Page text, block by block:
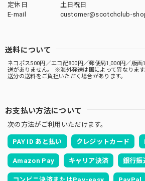
定休日
土日祝日
E-mail
customer@scotchclub-
送料について
ネコポス500円／エコ配800円／郵便局1,000円／版
送がありません。 ※海外発送は国によって異なりま
送分の送料をご負担いただく場合があります。
お支払い方法について
次の方法がご利用いただけます。
PAY ID あと払い クレジットカード
Amazon Pay キャリア決済 銀行振